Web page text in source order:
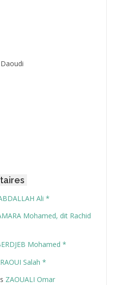
Ali *
Mohamed, dit Rachid
Mohamed *
Salah *
ZAOUALI Omar